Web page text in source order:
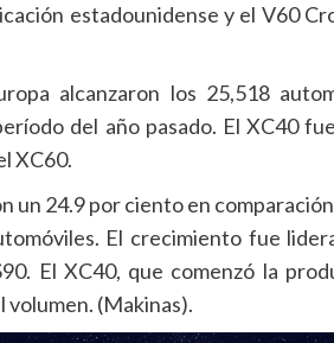
estadounidense y el V60
alcanzaron los 25,518
del año pasado. El XC40
XC60.
un 24.9 por ciento en
El crecimiento fue
El XC40, que comenzó la
(Makinas).